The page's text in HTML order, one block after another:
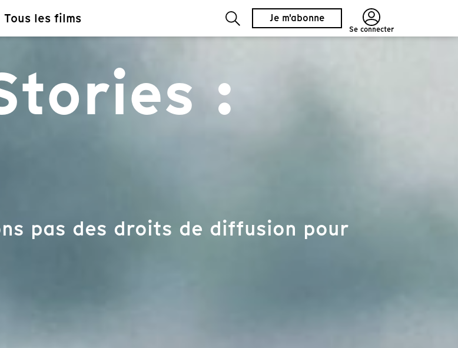
Tous les films Je m'abonne
Se connecter
:
pas des droits de diffusion pour